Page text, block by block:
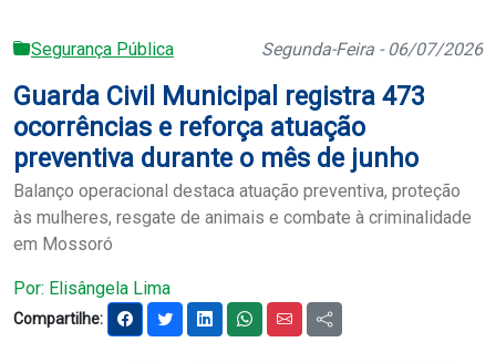
Governo
Mossoró
Serviços
Portal do Contribuinte
Carta de Serviço
Segurança Pública Segunda-Feira - 06/07/2026
Guarda Civil Municipal registra 473
ocorrências e reforça atuação
preventiva durante o mês de junho
Balanço operacional destaca atuação preventiva, proteção
às mulheres, resgate de animais e combate à criminalidade
em Mossoró
Por: Elisângela Lima
Compartilhe: